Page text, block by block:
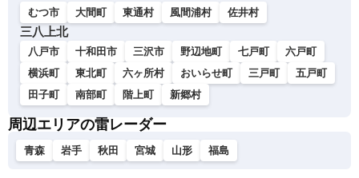
むつ市 大間町 東通村 風間浦村 佐井村
三八上北
八戸市 十和田市 三沢市 野辺地町 七戸町
六戸町
横浜町
東北町 六ヶ所村 おいらせ町 三戸町
五戸町
田子町
南部町 階上町 新郷村
周辺エリアの雷レーダー
青森 岩手 秋田 宮城 山形 福島